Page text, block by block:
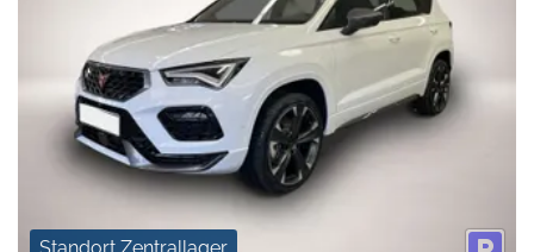
Standort Zentrallager